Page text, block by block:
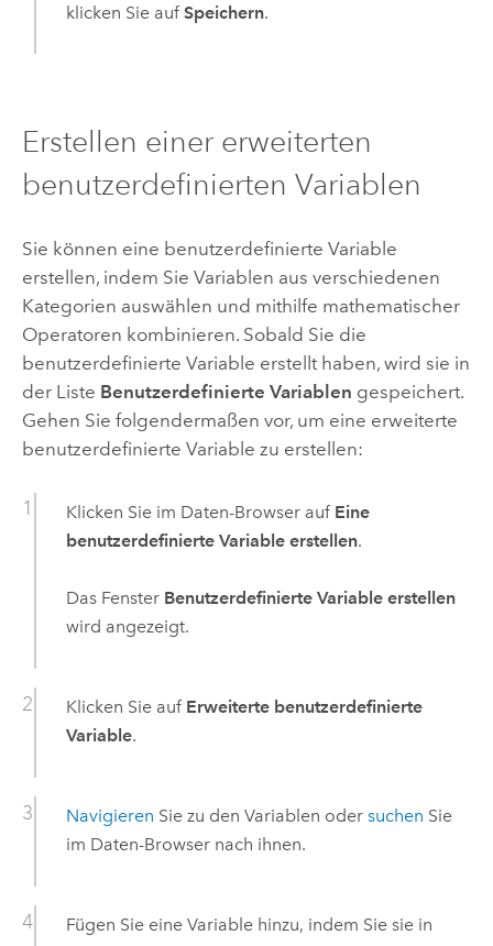
klicken Sie auf Speichern.
Erstellen einer erweiterten
benutzerdefinierten Variablen
Sie können eine benutzerdefinierte Variable
erstellen, indem Sie Variablen aus verschiedenen
Kategorien auswählen und mithilfe mathematischer
Operatoren kombinieren. Sobald Sie die
benutzerdefinierte Variable erstellt haben, wird sie in
der Liste Benutzerdefinierte Variablen gespeichert.
Gehen Sie folgendermaßen vor, um eine erweiterte
benutzerdefinierte Variable zu erstellen:
Klicken Sie im Daten-Browser auf Eine
benutzerdefinierte Variable erstellen.
Das Fenster Benutzerdefinierte Variable erstellen
wird angezeigt.
Klicken Sie auf Erweiterte benutzerdefinierte
Variable.
Navigieren Sie zu den Variablen oder suchen Sie
im Daten-Browser nach ihnen.
Fügen Sie eine Variable hinzu, indem Sie sie in